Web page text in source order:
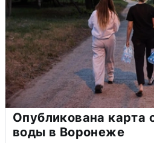
Опубликована карта
воды в Воронеже